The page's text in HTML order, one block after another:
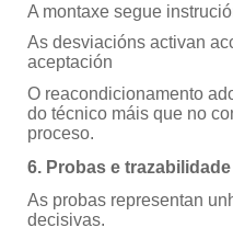
A montaxe segue
As desviacións activan
aceptación
O reacondicionamento
do técnico máis que no
proceso.
6. Probas e trazabilidade
As probas representan
decisivas.